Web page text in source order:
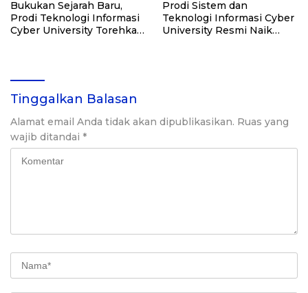
Bukukan Sejarah Baru,
Prodi Teknologi Informasi
Cyber University Torehkan
Prodi Sistem dan
Teknologi Informasi Cyber
University Resmi Naik
Tinggalkan Balasan
Alamat email Anda tidak akan dipublikasikan. Ruas yang
wajib ditandai *